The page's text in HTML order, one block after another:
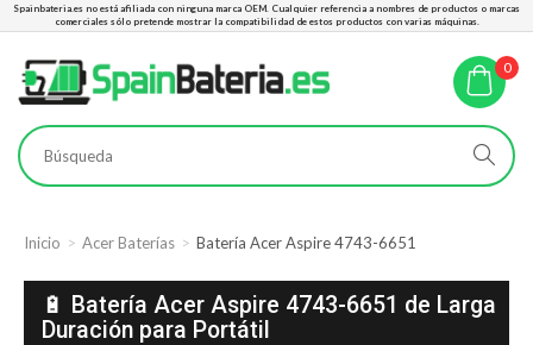
Spainbateria.es no está afiliada con ninguna marca OEM. Cualquier referencia a nombres de productos o marcas
comerciales sólo pretende mostrar la compatibilidad de estos productos con varias máquinas.
0
Inicio Acer Baterías Batería Acer Aspire 4743-6651
🔋 Batería Acer Aspire 4743-6651 de Larga
Duración para Portátil